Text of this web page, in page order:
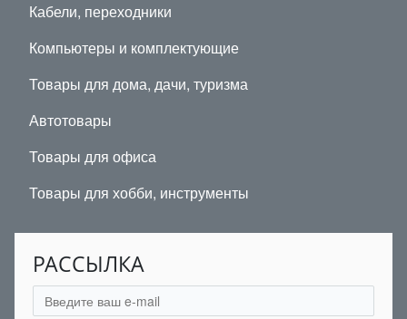
Кабели, переходники
Компьютеры и комплектующие
Товары для дома, дачи, туризма
Автотовары
Товары для офиса
Товары для хобби, инструменты
РАССЫЛКА